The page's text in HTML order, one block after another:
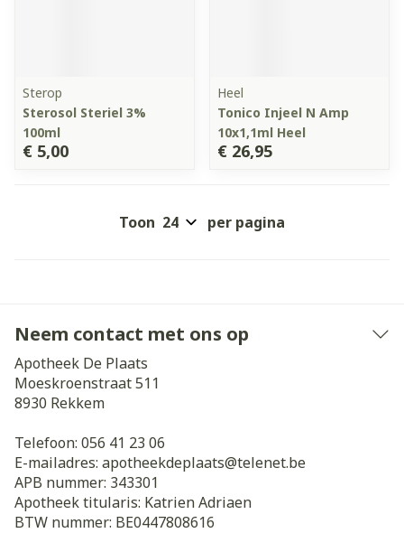
Sterop
Sterosol Steriel 3%
100ml
€ 5,00
Heel
Tonico Injeel N Amp
10x1,1ml Heel
€ 26,95
Toon per pagina
Neem contact met ons op
Apotheek De Plaats
Moeskroenstraat 511
8930 Rekkem
Telefoon: 056 41 23 06
E-mailadres: apotheekdeplaats@telenet.be
APB nummer: 343301
Apotheek titularis: Katrien Adriaen
BTW nummer: BE0447808616